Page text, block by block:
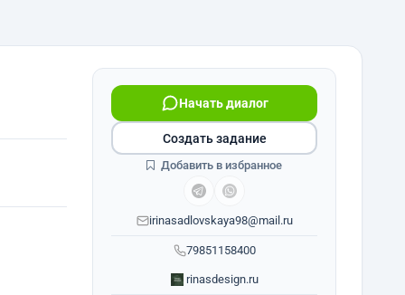
79851158400
Начать диалог
irinasadlovskaya98@mail.ru
rinasdesign.ru
Создать задание
Добавить в избранное